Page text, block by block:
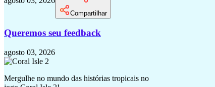
Compartilhar
Queremos seu feedback
agosto 03, 2026
Mergulhe no mundo das histórias tropicais no